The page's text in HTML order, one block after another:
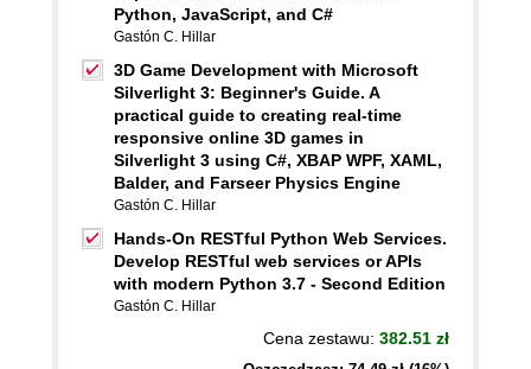
Python, JavaScript, and C#
Gastón C. Hillar
3D Game Development with Microsoft
Silverlight 3: Beginner's Guide. A
practical guide to creating real-time
responsive online 3D games in
Silverlight 3 using C#, XBAP WPF, XAML,
Balder, and Farseer Physics Engine
Gastón C. Hillar
Hands-On RESTful Python Web Services.
Develop RESTful web services or APIs
with modern Python 3.7 - Second Edition
Gastón C. Hillar
Cena zestawu: 382.51 zł